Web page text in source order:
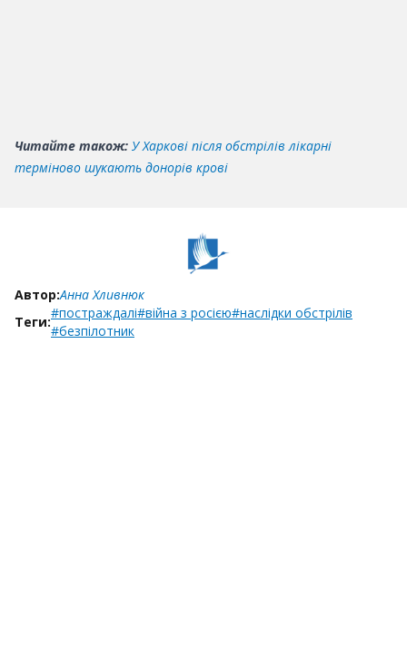
Читайте також: У Харкові після обстрілів лікарні
терміново шукають донорів крові
Автор:Анна Хливнюк
Теги:
#постраждалі#війна з росією#наслідки обстрілів
#безпілотник